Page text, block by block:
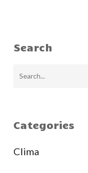
Search
Categories
Clima